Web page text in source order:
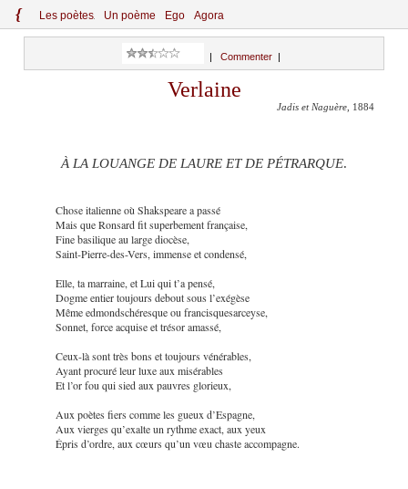
{ Les poètes Un poème Ego Agora
Commenter
Verlaine
Jadis et Naguère , 1884
À LA LOUANGE DE LAURE ET DE PÉTRARQUE.
Chose italienne où Shakspeare a passé
Mais que Ronsard fit superbement française,
Fine basilique au large diocèse,
Saint-Pierre-des-Vers, immense et condensé,
Elle, ta marraine, et Lui qui t’a pensé,
Dogme entier toujours debout sous l’exégèse
Même edmondschéresque ou francisquesarceyse,
Sonnet, force acquise et trésor amassé,
Ceux-là sont très bons et toujours vénérables,
Ayant procuré leur luxe aux misérables
Et l’or fou qui sied aux pauvres glorieux,
Aux poètes fiers comme les gueux d’Espagne,
Aux vierges qu’exalte un rythme exact, aux yeux
Épris d’ordre, aux cœurs qu’un vœu chaste accompagne.